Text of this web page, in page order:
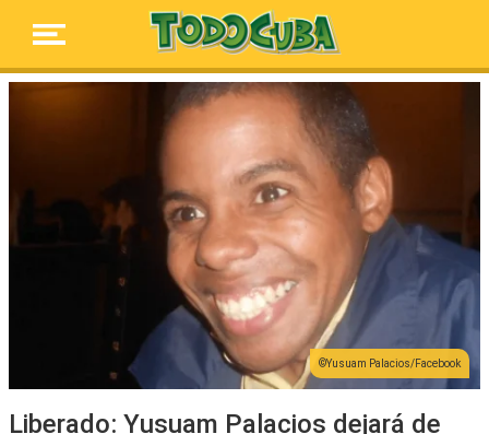
Yusuam Palacios/Facebook
Liberado: Yusuam Palacios dejará de